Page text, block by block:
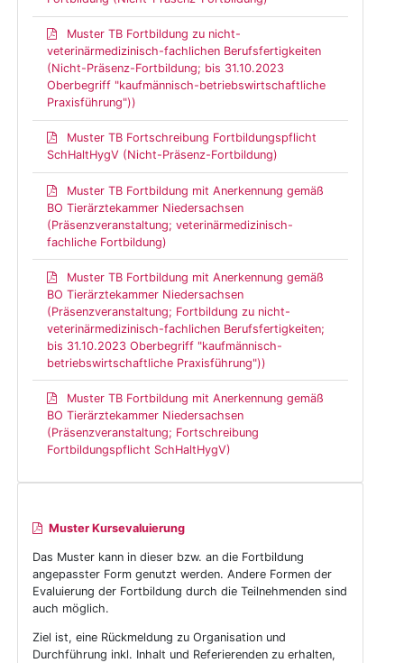
Muster TB Fortbildung zu nicht-
veterinärmedizinisch-fachlichen Berufsfertigkeiten
(Nicht-Präsenz-Fortbildung; bis 31.10.2023
Oberbegriff "kaufmännisch-betriebswirtschaftliche
Praxisführung"))
Muster TB Fortschreibung Fortbildungspflicht
SchHaltHygV (Nicht-Präsenz-Fortbildung)
Muster TB Fortbildung mit Anerkennung gemäß
BO Tierärztekammer Niedersachsen
(Präsenzveranstaltung; veterinärmedizinisch-
fachliche Fortbildung)
Muster TB Fortbildung mit Anerkennung gemäß
BO Tierärztekammer Niedersachsen
(Präsenzveranstaltung; Fortbildung zu nicht-
veterinärmedizinisch-fachlichen Berufsfertigkeiten;
bis 31.10.2023 Oberbegriff "kaufmännisch-
betriebswirtschaftliche Praxisführung"))
Muster TB Fortbildung mit Anerkennung gemäß
BO Tierärztekammer Niedersachsen
(Präsenzveranstaltung; Fortschreibung
Fortbildungspflicht SchHaltHygV)
Muster Kursevaluierung
Das Muster kann in dieser bzw. an die Fortbildung
angepasster Form genutzt werden. Andere Formen der
Evaluierung der Fortbildung durch die Teilnehmenden sind
auch möglich.
Ziel ist, eine Rückmeldung zu Organisation und
Durchführung inkl. Inhalt und Referierenden zu erhalten,